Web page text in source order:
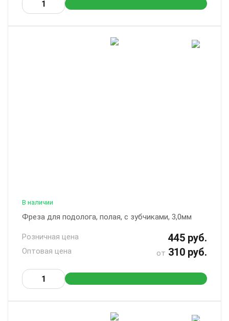
В наличии
Фреза для подолога, полая, с зубчиками, 3,0мм
Розничная цена 445 руб.
Оптовая цена от 310 руб.